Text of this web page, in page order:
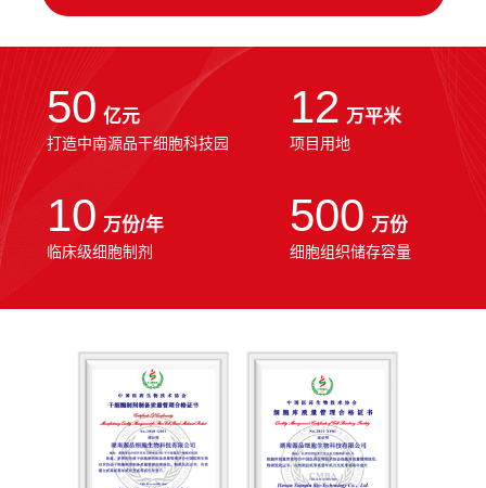
50 亿元
打造中南源品干细胞科技园
12 万平米
项目用地
10 万份/年
临床级细胞制剂
500 万份
细胞组织储存容量